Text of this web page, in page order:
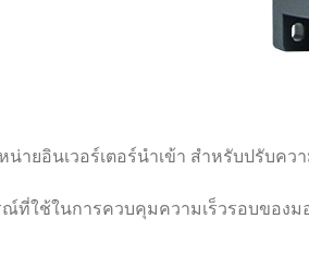
น่ายอินเวอร์เตอร์นำเข้า สำหรับปรับคว
ที่ใช้ในการควบคุมความเร็วรอบของ